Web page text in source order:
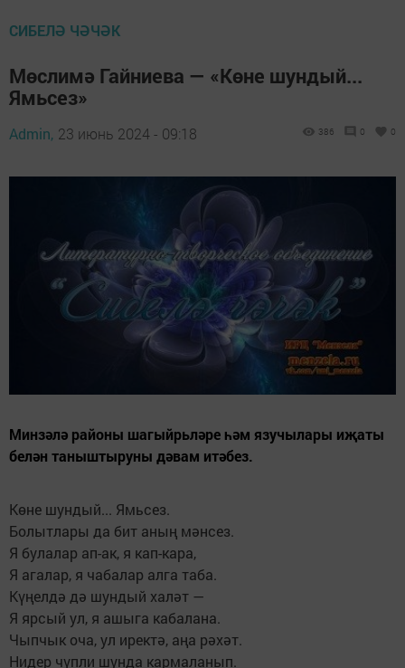
СИБЕЛӘ ЧӘЧӘК
Мөслимә Гайниева — «Көне шундый...
Ямьсез»
Admin, 23 июнь 2024 - 09:18 386 0 0
Минзәлә районы шагыйрьләре һәм язучылары иҗаты
белән таныштыруны дәвам итәбез.
Көне шундый... Ямьсез.
Болытлары да бит аның мәнсез.
Я булалар ап-ак, я кап-кара,
Я агалар, я чабалар алга таба.
Күңелдә дә шундый халәт —
Я ярсый ул, я ашыга кабалана.
Чыпчык оча, ул иректә, аңа рәхәт.
Нидер чүпли шунда кармаланып.